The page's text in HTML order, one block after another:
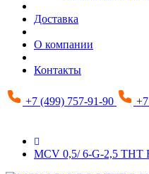
Доставка
О компании
Контакты
+7 (499) 757-91-90
MCV 0,5/ 6-G-2,5 THT